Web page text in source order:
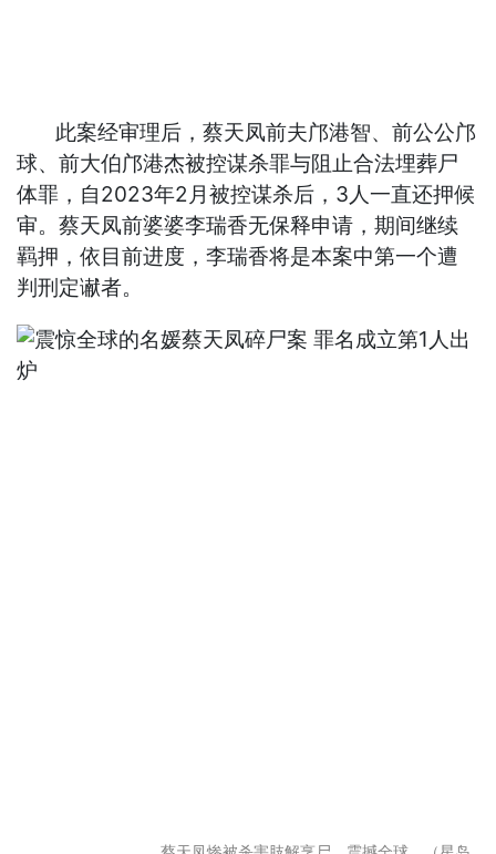
此案经审理后，蔡天凤前夫邝港智、前公公邝
球、前大伯邝港杰被控谋杀罪与阻止合法埋葬尸
体罪，自2023年2月被控谋杀后，3人一直还押候
审。蔡天凤前婆婆李瑞香无保释申请，期间继续
羁押，依目前进度，李瑞香将是本案中第一个遭
判刑定谳者。